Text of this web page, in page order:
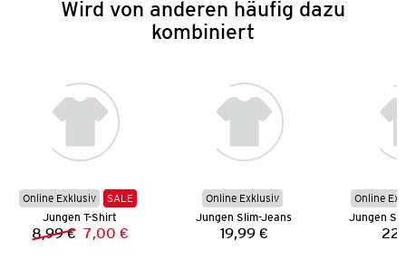
Wird von anderen häufig dazu
kombiniert
Online Exklusiv
SALE
Jungen T-Shirt
Vorheriger Preis:
8,99 € Neuer Preis:
7,00 €
Online Exklusiv
Jungen Slim-Jeans
Preis:
19,99 €
Online
Jungen